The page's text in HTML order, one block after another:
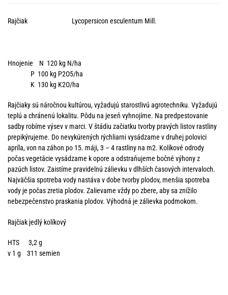
Rajčiak Lycopersicon esculentum Mill.
Hnojenie N 120 kg N/ha
P 100 kg P2O5/ha
K 130 kg K2O/ha
Rajčiaky sú náročnou kultúrou, vyžadujú starostlivú agrotechniku. Vyžadujú
teplú a chránenú lokalitu. Pôdu na jeseň vyhnojíme. Na predpestovanie
sadby robíme výsev v marci. V štádiu začiatku tvorby pravých listov rastliny
prepikýrujeme. Do nevykúrených rýchliarni vysádzame v druhej polovici
apríla, von na záhon po 15. máji, 3 – 4 rastliny na m2. Kolíkové odrody
počas vegetácie vysádzame k opore a odstraňujeme bočné výhony z
pazúch listov. Zaistíme pravidelnú zálievku v dlhších časových intervaloch.
Najväčšia spotreba vody nastáva v dobe tvorby plodov, menšia spotreba
vody je počas zretia plodov. Zalievame vždy po zbere, aby sa znížilo
nebezpečenstvo praskania plodov. Výhodná je zálievka podmokom.
Rajčiak jedlý kolíkový
HTS 3,2 g
v 1 g 311 semien